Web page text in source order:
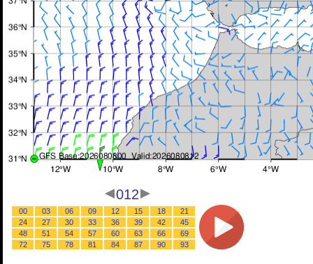
012
00 03 06 09 12 15 18
21
24
27 30 33 36 39 42
45
48
51 54 57 60 63 66
69
72
75 78 81 84 87 90 93